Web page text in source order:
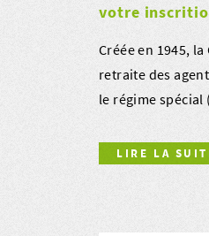
votre
Créée en 1945, la
retraite des
le régime
LIRE LA